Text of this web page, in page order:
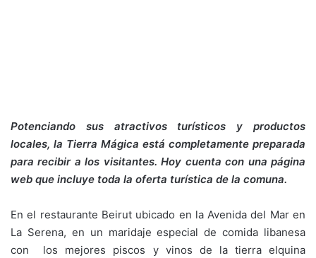
Potenciando sus atractivos turísticos y productos
locales, la Tierra Mágica está completamente preparada
para recibir a los visitantes. Hoy cuenta con una página
web que incluye toda la oferta turística de la comuna.
En el restaurante Beirut ubicado en la Avenida del Mar en
La Serena, en un maridaje especial de comida libanesa
con los mejores piscos y vinos de la tierra elquina